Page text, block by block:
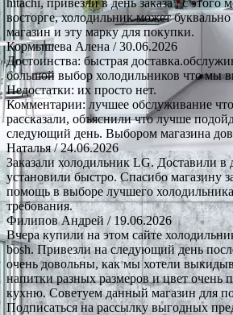
восторге, холодильник может
магазин и эту марку для покупки.
Кормышева Алена / 30.06.2026
Достоинства: быстрая
большой выбор холодильников что мы
Недостатки: их просто нет.
Комментарии: лучшее обслуживание
рассказали, объяснили что лучше
следующий день. Выбором магазина
Наталья/ 24.06.2026
Заказали холодильник LG. Доставили в
установили быстро. Спасибо магазину
помощь в выборе лучшего
требования.
Филипов Андрей / 19.06.2026
Вчера купили на этом сайте
bosh. Привезли на следующий день
очень довольны, как мы хотели
напитки разных размеров и цвет очень
кухню. Советуем данный магазин для
Подписаться на рассылку выгодных